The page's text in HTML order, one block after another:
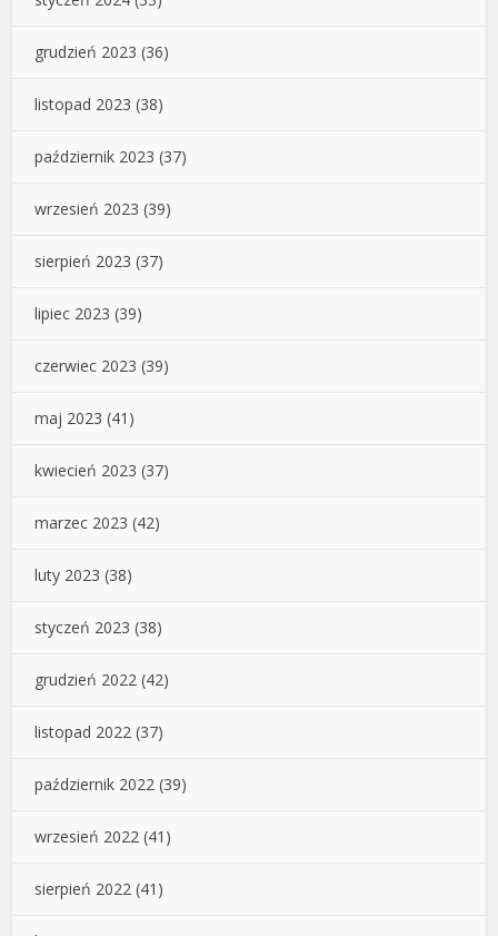
grudzień 2023 (36)
listopad 2023 (38)
październik 2023 (37)
wrzesień 2023 (39)
sierpień 2023 (37)
lipiec 2023 (39)
czerwiec 2023 (39)
maj 2023 (41)
kwiecień 2023 (37)
marzec 2023 (42)
luty 2023 (38)
styczeń 2023 (38)
grudzień 2022 (42)
listopad 2022 (37)
październik 2022 (39)
wrzesień 2022 (41)
sierpień 2022 (41)